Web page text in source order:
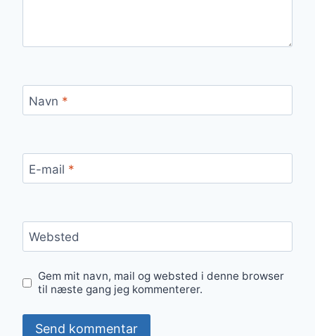
Navn *
E-mail *
Websted
Gem mit navn, mail og websted i denne browser
til næste gang jeg kommenterer.